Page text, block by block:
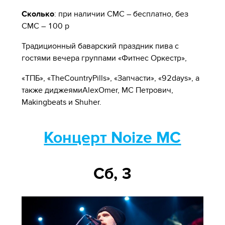
Сколько: при наличии СМС – бесплатно, без
СМС – 100 р
Традиционный баварский праздник пива с
гостями вечера группами «Фитнес Оркестр»,
«ТПБ», «TheCountryPills», «Запчасти», «92days», а
также диджеямиAlexOmer, MC Петрович,
Makingbeats и Shuher.
Концерт Noize MC
Сб, 3